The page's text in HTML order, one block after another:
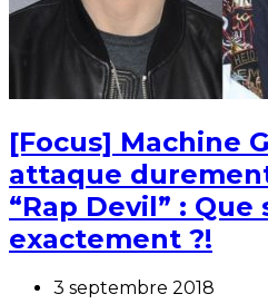
[Focus] Machine
attaque
“Rap Devil” : Que
exactement ?!
3 septembre 2018